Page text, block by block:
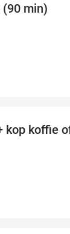
(90 min)
kop koffie